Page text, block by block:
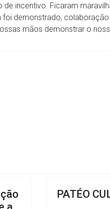
de incentivo. Ficaram
foi demonstrado,
mãos demonstrar o
da Associação dos Amigos do
PATÉO